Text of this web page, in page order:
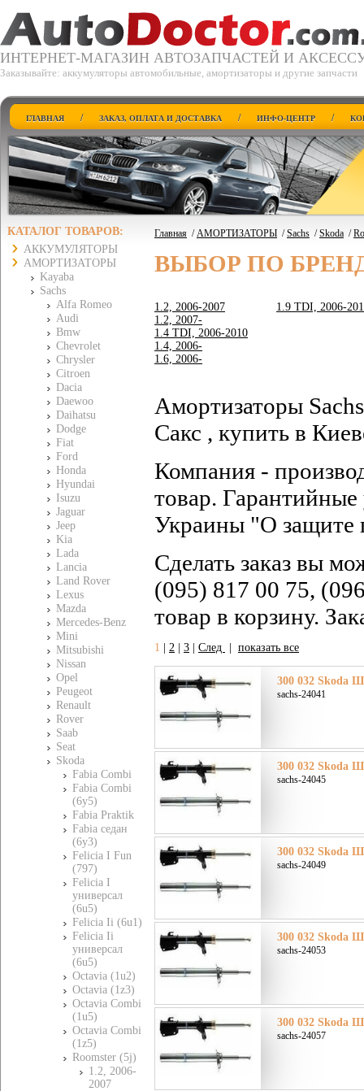
ИНТЕРНЕТ-МАГАЗИН АВТОЗАПЧАСТЕЙ И
Заказывайте: аккумуляторы автомобильные, амортизаторы и другие запчасти
ГЛАВНАЯ / ЗАКАЗ, ОПЛАТА И ДОСТАВКА / ИНФО-ЦЕНТР /
КАТАЛОГ ТОВАРОВ:
АККУМУЛЯТОРЫ
АМОРТИЗАТОРЫ
Kayaba
Sachs
Alfa Romeo
Audi
Bmw
Chevrolet
Chrysler
Citroen
Dacia
Daewoo
Daihatsu
Dodge
Fiat
Ford
Honda
Hyundai
Isuzu
Jaguar
Jeep
Kia
Lada
Lancia
Land Rover
Lexus
Mazda
Mercedes-Benz
Mini
Mitsubishi
Nissan
Opel
Peugeot
Renault
Rover
Saab
Seat
Skoda
Fabia Combi
Fabia Combi
(6y5)
Fabia Praktik
Fabia седан
(6y3)
Felicia I Fun
(797)
Felicia I
универсал
(6u5)
Felicia Ii (6u1)
Felicia Ii
универсал
(6u5)
Octavia (1u2)
Octavia (1z3)
Octavia Combi
(1u5)
Octavia Combi
(1z5)
Roomster (5j)
1.2, 2006-
2007
Главная /АМОРТИЗАТОРЫ /Sachs /Skoda /
ВЫБОР ПО
1.2, 2006-2007
1.2, 2007-
1.4 TDI, 2006-2010
1.4, 2006-
1.6, 2006-
1.9 TDI, 2006-
Амортизаторы
Сакс , купить в
Компания -
товар. Гарантийные
Украины "О защите
Сделать заказ вы
(095) 817 00 75,
товар в корзину.
1 2 3 След показать все
300 032 Skoda
sachs-24041
300 032 Skoda
sachs-24045
300 032 Skoda
sachs-24049
300 032 Skoda
sachs-24053
300 032 Skoda
sachs-24057